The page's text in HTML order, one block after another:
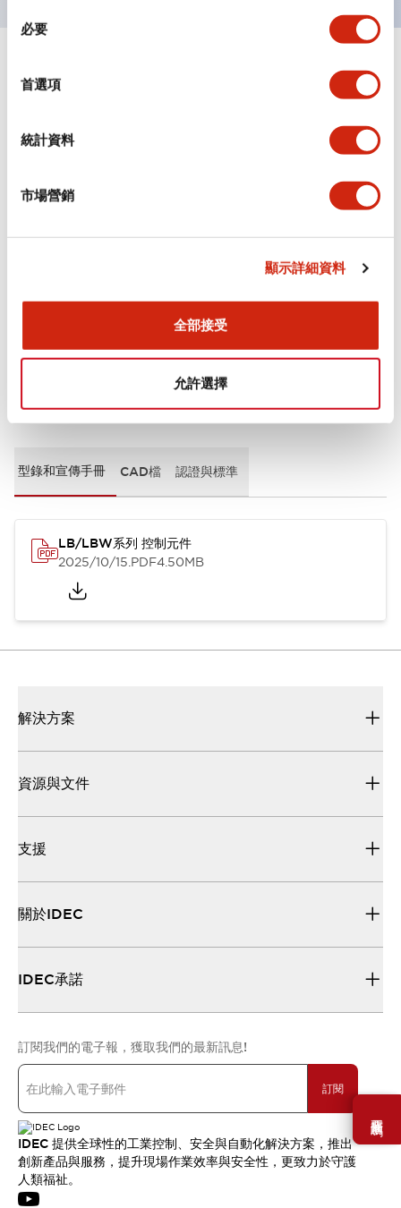
必要
首選項
統計資料
市場營銷
顯示詳細資料
全部接受
允許選擇
需要幫助嗎？
規格 顯示全部+
環境規範
安裝和安裝規範
文件和檔案
型錄和宣傳手冊 CAD檔 認證與標準
LB/LBW系列 控制元件
2025/10/15.PDF4.50MB
解決方案
資源與文件
支援
關於IDEC
IDEC承諾
訂閱我們的電子報，獲取我們的最新訊息!
訂閱
IDEC 提供全球性的工業控制、安全與自動化解決方案，推出
創新產品與服務，提升現場作業效率與安全性，更致力於守護
人類福祉。